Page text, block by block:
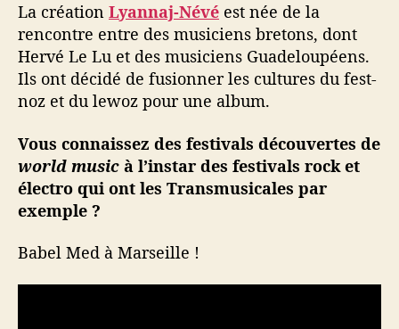
La création Lyannaj-Névé est née de la
rencontre entre des musiciens bretons, dont
Hervé Le Lu et des musiciens Guadeloupéens.
Ils ont décidé de fusionner les cultures du fest-
noz et du lewoz pour une album.
Vous connaissez des festivals découvertes de
world music à l’instar des festivals rock et
électro qui ont les Transmusicales par
exemple ?
Babel Med à Marseille !